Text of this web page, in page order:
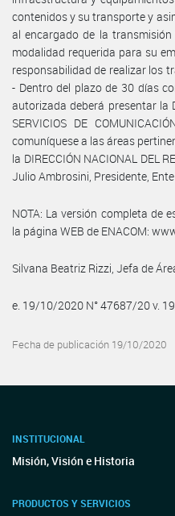
contenidos y su transporte y
al encargado de la
modalidad requerida para su
responsabilidad de realizar los
- Dentro del plazo de 30 días
autorizada deberá presentar la
SERVICIOS DE
comuníquese a las áreas
la DIRECCIÓN NACIONAL DEL
Julio Ambrosini, Presidente,
NOTA: La versión completa de
la página WEB de ENACOM:
Silvana Beatriz Rizzi, Jefa de
e. 19/10/2020 N° 47687/20 v.
Fecha de publicación 19/10/2020
INSTITUCIONAL
Misión, Visión e Historia
PRODUCTOS Y SERVICIOS